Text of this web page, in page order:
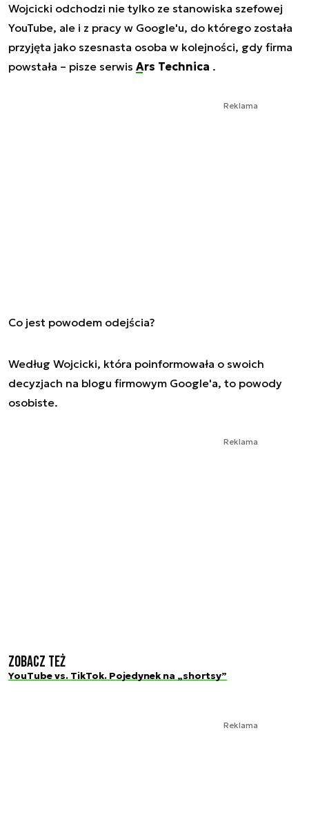
Wojcicki odchodzi nie tylko ze stanowiska szefowej
YouTube, ale i z pracy w Google'u, do którego została
przyjęta jako szesnasta osoba w kolejności, gdy firma
powstała – pisze serwis Ars Technica .
Reklama
Co jest powodem odejścia?
Według Wojcicki, która poinformowała o swoich
decyzjach na blogu firmowym Google'a, to powody
osobiste.
Reklama
Zobacz też
YouTube vs. TikTok. Pojedynek na „shortsy”
Reklama